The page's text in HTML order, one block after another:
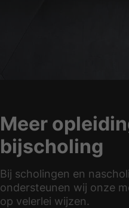
Meer
bijscholing
Bij scholingen en
ondersteunen wij onze
op velerlei wijzen.